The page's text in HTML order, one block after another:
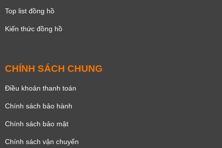
Top list đồng hồ
Kiến thức đồng hồ
CHÍNH SÁCH CHUNG
Điều khoản thanh toán
Chính sách bảo hành
Chính sách bảo mật
Chính sách vận chuyển